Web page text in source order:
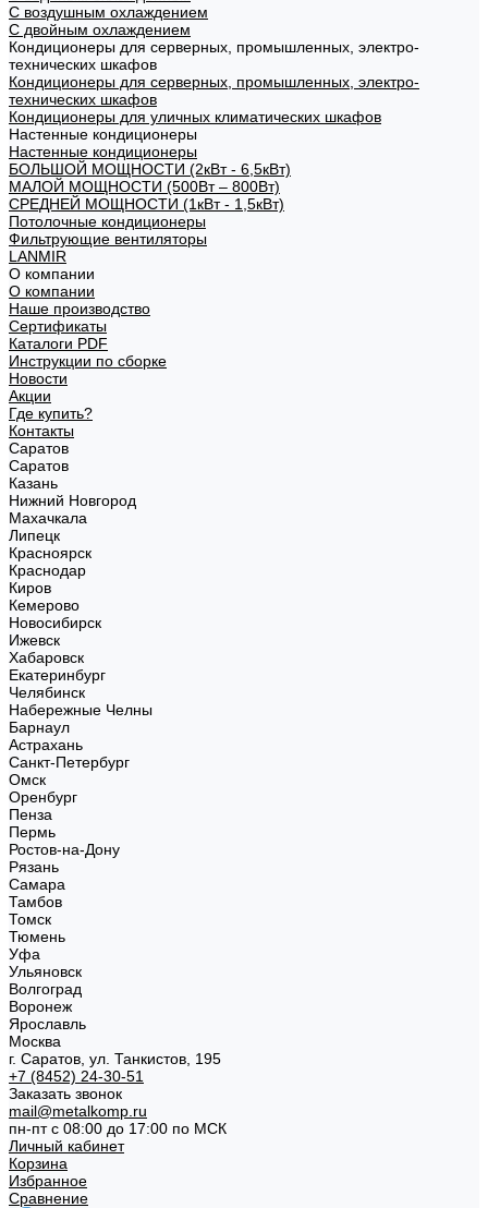
С воздушным охлаждением
С двойным охлаждением
Кондиционеры для серверных, промышленных, электро-
технических шкафов
Кондиционеры для серверных, промышленных, электро-
технических шкафов
Кондиционеры для уличных климатических шкафов
Настенные кондиционеры
Настенные кондиционеры
БОЛЬШОЙ МОЩНОСТИ (2кВт - 6,5кВт)
МАЛОЙ МОЩНОСТИ (500Вт – 800Вт)
СРЕДНЕЙ МОЩНОСТИ (1кВт - 1,5кВт)
Потолочные кондиционеры
Фильтрующие вентиляторы
LANMIR
О компании
О компании
Наше производство
Сертификаты
Каталоги PDF
Инструкции по сборке
Новости
Акции
Где купить?
Контакты
Саратов
Саратов
Казань
Нижний Новгород
Махачкала
Липецк
Красноярск
Краснодар
Киров
Кемерово
Новосибирск
Ижевск
Хабаровск
Екатеринбург
Челябинск
Набережные Челны
Барнаул
Астрахань
Санкт-Петербург
Омск
Оренбург
Пенза
Пермь
Ростов-на-Дону
Рязань
Самара
Тамбов
Томск
Тюмень
Уфа
Ульяновск
Волгоград
Воронеж
Ярославль
Москва
г. Саратов, ул. Танкистов, 195
+7 (8452) 24-30-51
Заказать звонок
mail@metalkomp.ru
пн-пт с 08:00 до 17:00 по МСК
Личный кабинет
Корзина
Избранное
Сравнение